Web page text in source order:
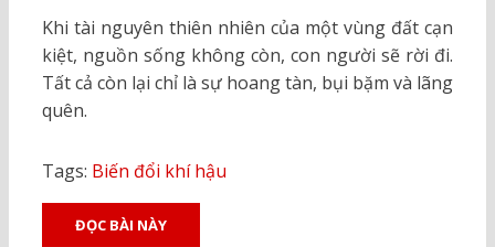
Khi tài nguyên thiên nhiên của một vùng đất cạn
kiệt, nguồn sống không còn, con người sẽ rời đi.
Tất cả còn lại chỉ là sự hoang tàn, bụi bặm và lãng
quên.
Tags: Biến đổi khí hậu
ĐỌC BÀI NÀY